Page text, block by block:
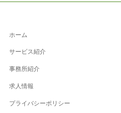
ホーム
サービス紹介
事務所紹介
求人情報
プライバシーポリシー